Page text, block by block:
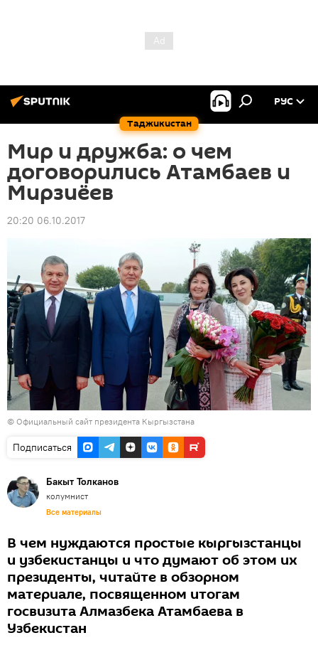
Таджикистан
РУС
Мир и дружба: о чем
договорились Атамбаев и
Мирзиёев
20:20 06.10.2017
© Официальный сайт президента Кыргызстана
Подписаться
Бакыт Толканов
колумнист
Все материалы
В чем нуждаются простые кыргызстанцы
и узбекистанцы и что думают об этом их
президенты, читайте в обзорном
материале, посвященном итогам
госвизита Алмазбека Атамбаева в
Узбекистан